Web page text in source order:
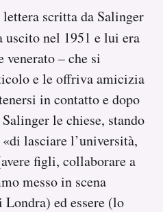
scritta da Salinger
uscito nel 1951 e lui era
– che si
e le offriva amicizia
in contatto e dopo
le chiese, stando
lasciare l’università,
figli, collaborare a
messo in scena
ed essere (lo